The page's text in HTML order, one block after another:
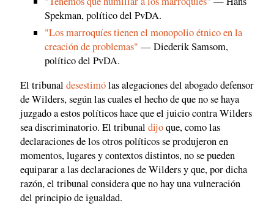
Spekman, político del PvDA.
"Los marroquíes tienen el monopolio étnico en la
creación de problemas" — Diederik Samsom,
político del PvDA.
El tribunal desestimólas alegaciones del abogado defensor
de Wilders, según las cuales el hecho de que no se haya
juzgado a estos políticos hace que el juicio contra Wilders
sea discriminatorio. El tribunal dijoque, como las
declaraciones de los otros políticos se produjeron en
momentos, lugares y contextos distintos, no se pueden
equiparar a las declaraciones de Wilders y que, por dicha
razón, el tribunal considera que no hay una vulneración
del principio de igualdad.